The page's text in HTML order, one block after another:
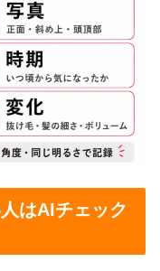
はAIチェック